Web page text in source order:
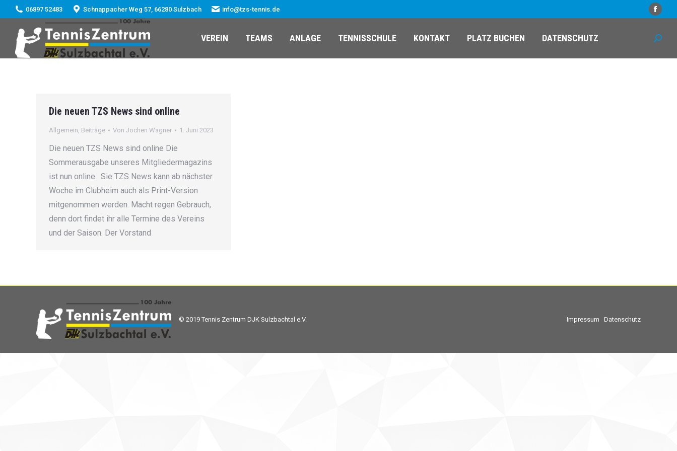
06897 52483 Schnappacher Weg 57, 66280 Sulzbach info@tzs-tennis.de
VEREIN TEAMS ANLAGE TENNISSCHULE KONTAKT PLATZ BUCHEN DATENSCHUTZ
Die neuen TZS News sind online
Allgemein, Beiträge Von Jochen Wagner 1. Juni 2023
Die neuen TZS News sind online Die
Sommerausgabe unseres Mitgliedermagazins
ist nun online. Sie TZS News kann ab nächster
Woche im Clubheim auch als Print-Version
mitgenommen werden. Macht regen Gebrauch,
denn dort findet ihr alle Termine des Vereins
und der Saison. Der Vorstand
© 2019 Tennis Zentrum DJK Sulzbachtal e.V. Impressum Datenschutz